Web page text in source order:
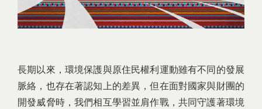
長期以來，環境保護與原住民權利運動雖有不同的發展
脈絡，也存在著認知上的差異，但在面對國家與財團的
開發威脅時，我們相互學習並肩作戰，共同守護著環境